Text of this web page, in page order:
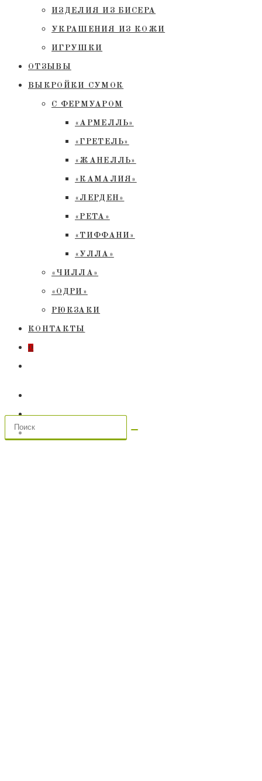
ИЗДЕЛИЯ ИЗ БИСЕРА
УКРАШЕНИЯ ИЗ КОЖИ
ИГРУШКИ
ОТЗЫВЫ
ВЫКРОЙКИ СУМОК
С ФЕРМУАРОМ
«АРМЕЛЛЬ»
«ГРЕТЕЛЬ»
«ЖАНЕЛЛЬ»
«КАМАЛИЯ»
«ЛЕРДЕН»
«РЕТА»
«ТИФФАНИ»
«УЛЛА»
«ЧИЛЛА»
«ОДРИ»
РЮКЗАКИ
КОНТАКТЫ
0